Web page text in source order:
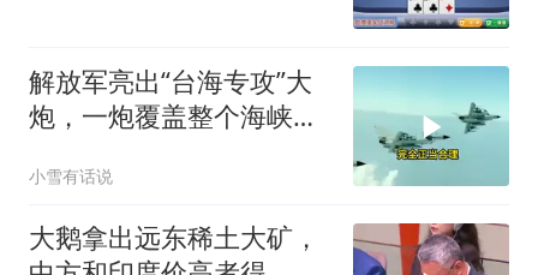
解放军亮出“台海专攻”大
炮，一炮覆盖整个海峡，
小雪有话说
大鹅拿出远东稀土大矿，